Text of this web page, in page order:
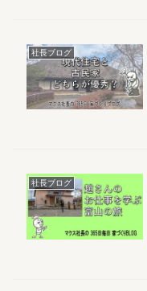
社長ブログ
社長ブログ